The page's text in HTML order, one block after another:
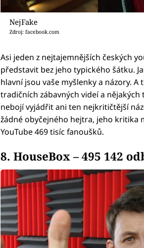
NejFake
Zdroj: facebook.com
Asi jeden z nejtajemnějších českých
představit bez jeho typického šátku.
hlavní jsou vaše myšlenky a názory. A
tradičních zábavných videí a
nebojí vyjádřit ani ten nejkritičtější
žádné obyčejného hejtra, jeho kritika
YouTube 469 tisíc fanoušků.
8. HouseBox – 495 142